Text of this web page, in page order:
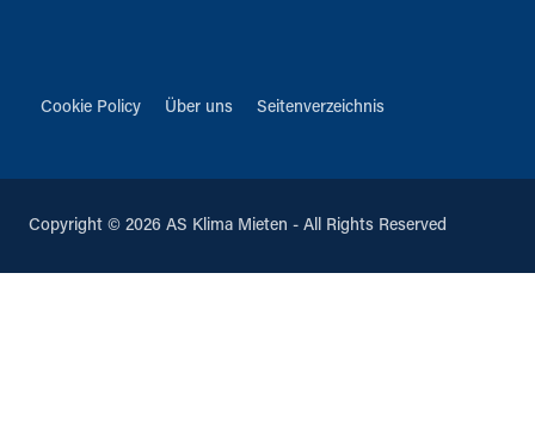
Cookie Policy Über uns Seitenverzeichnis
Copyright © 2026 AS Klima Mieten - All Rights Reserved